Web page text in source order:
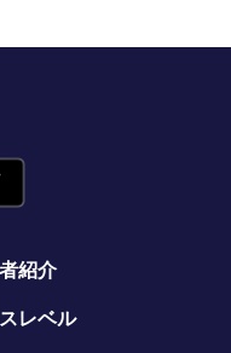
紹介
レベル